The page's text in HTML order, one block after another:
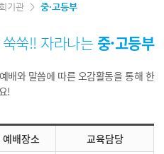
기관 > 중·고등부
쑥!! 자라나는중·고등부
배와 말씀에 따른 오감활동을 통해 한
!
예배장소 교육담당